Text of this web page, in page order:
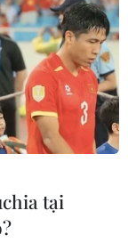
Định đều sẽ phải
vọng trụ lại V-
vệ thành
tâm điểm
Giải Vô
ra vào
trụ hạng,
(25
Nhơn
tại